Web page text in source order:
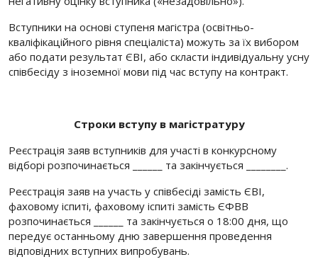
Вступники на основі ступеня магістра (освітньо-
кваліфікаційного рівня спеціаліста) можуть за їх вибором
або подати результат ЄВІ, або скласти індивідуальну усну
співбесіду з іноземної мови під час вступу на контракт.
Строки вступу в магістратуру
Реєстрація заяв вступників для участі в конкурсному
відборі розпочинається ______ та закінчується ________.
Реєстрація заяв на участь у співбесіді замість ЄВІ,
фаховому іспиті, фаховому іспиті замість ЄФВВ
розпочинається ______ та закінчується о 18:00 дня, що
передує останньому дню завершення проведення
відповідних вступних випробувань.